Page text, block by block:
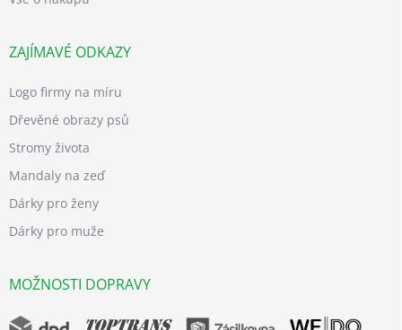
ZAJÍMAVÉ ODKAZY
Logo firmy na míru
Dřevěné obrazy psů
Stromy života
Mandaly na zeď
Dárky pro ženy
Dárky pro muže
MOŽNOSTI DOPRAVY